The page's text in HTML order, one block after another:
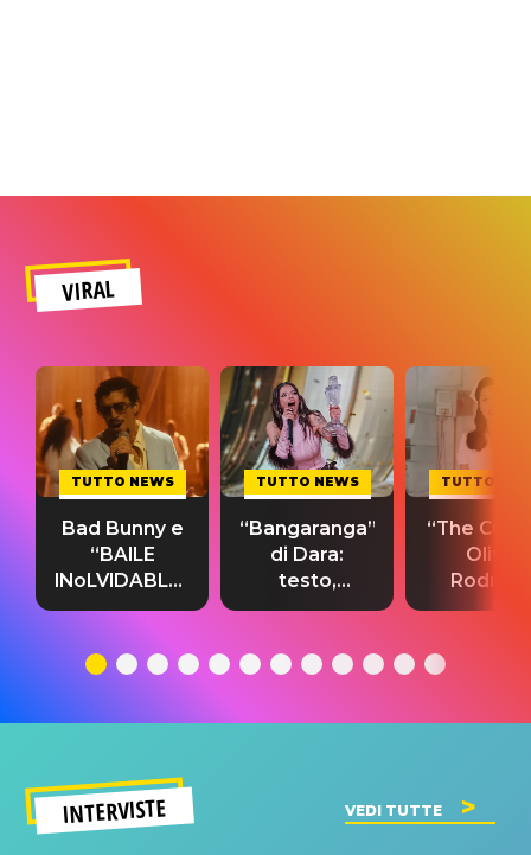
VIRAL
TUTTO NEWS
Bad Bunny e
“BAILE
INoLVIDABLE”:
testo,
significato
TUTTO NEWS
“Bangaranga”
di Dara:
testo,
traduzione e
del singolo
TUTTO
“The
Olivia
testo,
INTERVISTE VEDI TUTTE